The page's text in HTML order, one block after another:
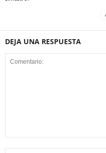
DEJA UNA RESPUESTA